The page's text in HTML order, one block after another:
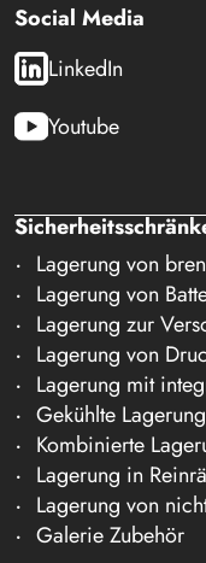
Social Media
LinkedIn
Youtube
Lagerung von
Lagerung von
Lagerung zur
Lagerung von
Lagerung mit
Gekühlte Lagerung
Kombinierte
Lagerung in
Lagerung von
Galerie Zubehör